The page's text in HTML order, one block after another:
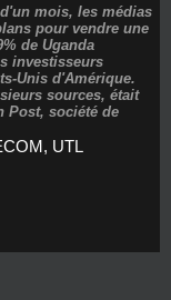
mois, les médias
pour vendre une
de Uganda
investisseurs
Unis d'Amérique.
sources, était
Post, société de
, UTL